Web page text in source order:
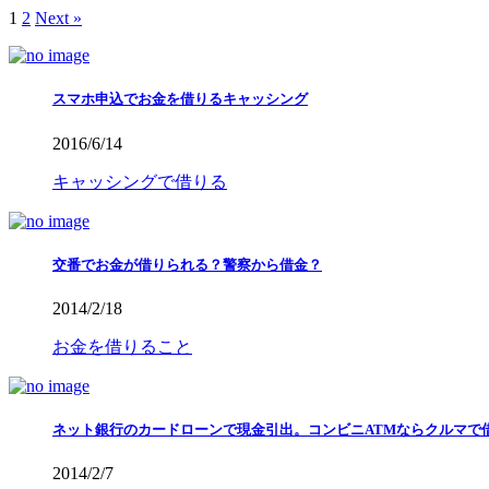
1 2 Next »
スマホ申込でお金を借りるキャッシング
2016/6/14
キャッシングで借りる
交番でお金が借りられる？警察から借金？
2014/2/18
お金を借りること
ネット銀行のカードローンで現金引出。コンビニATMならクルマで
2014/2/7